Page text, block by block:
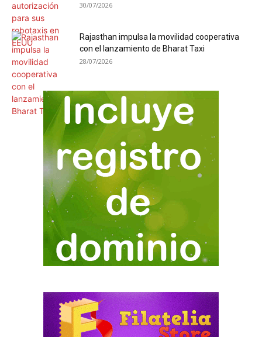
30/07/2026
Rajasthan impulsa la movilidad cooperativa
con el lanzamiento de Bharat Taxi
28/07/2026